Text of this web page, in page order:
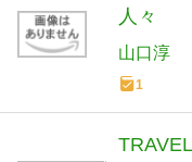
人々
山口淳
1